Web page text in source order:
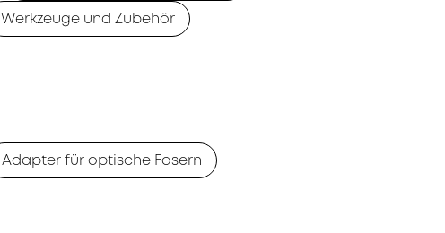
Werkzeuge und Zubehör
Adapter für optische Fasern